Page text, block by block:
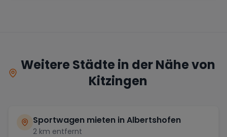
Weitere Städte in der Nähe von
Kitzingen
Sportwagen mieten inAlbertshofen
2 km entfernt